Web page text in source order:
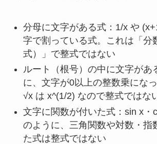
分母に文字がある式：1/x や
字で割っている式。これは「分
式）」で整式ではない
ルート（根号）の中に文字があ
に、文字が0以上の整数乗になっ
√x は x^(1/2) なので整式ではな
文字に関数が付いた式：sin x・
のように、三角関数や対数・指
た式は整式ではない